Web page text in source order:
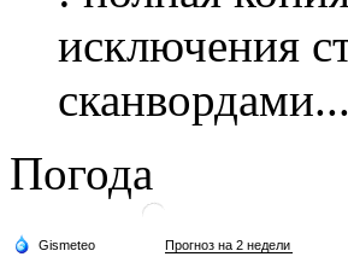
исключения
сканвордами...
Погода